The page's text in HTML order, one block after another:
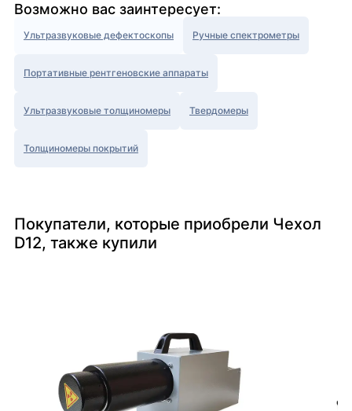
Возможно вас заинтересует:
Ультразвуковые дефектоскопы Ручные спектрометры
Портативные рентгеновские аппараты
Ультразвуковые толщиномеры Твердомеры
Толщиномеры покрытий
Покупатели, которые приобрели Чехол
D12, также купили